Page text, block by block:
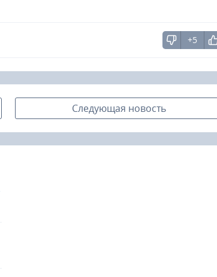
+5
Следующая новость